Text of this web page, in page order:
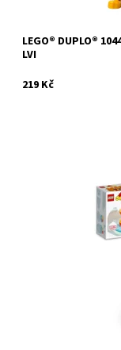
LEGO® DUPLO®
LVI
219 Kč
Obohaťte koupání
touto všestrannou,
9681